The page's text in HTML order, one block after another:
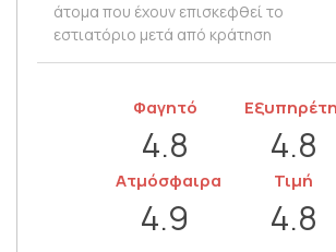
άτομα που έχουν επισκεφθεί το
εστιατόριο μετά από κράτηση
Φαγητό
4.8 4.8
Ατμόσφαιρα
4.9
Τιμή
4.8